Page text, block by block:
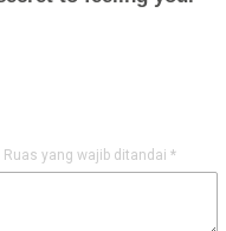
Ruas yang wajib ditandai *